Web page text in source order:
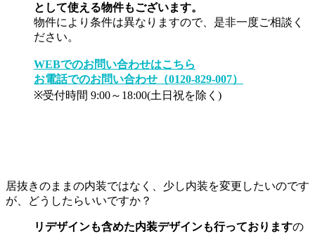
として使える物件もございます。
物件により条件は異なりますので、是非一度ご相談く
ださい。
WEBでのお問い合わせはこちら
お電話でのお問い合わせ（0120-829-007）
※受付時間 9:00～18:00(土日祝を除く)
居抜きのままの内装ではなく、少し内装を変更したいのです
が、どうしたらいいですか？
リデザインも含めた内装デザインも行っておりますの